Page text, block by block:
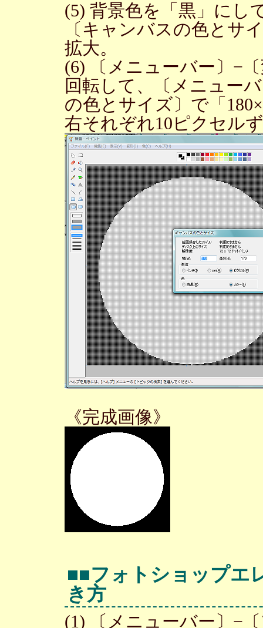
(5) 背景色を「黒」にし
〔キャンバスの色とサ
拡大。
(6) 〔メニューバー〕−
回転して、〔メニュー
の色とサイズ〕で「
右それぞれ10ピクセル
《完成画像》
■■フォトショップエ
き方
(1) 〔メニューバー〕−